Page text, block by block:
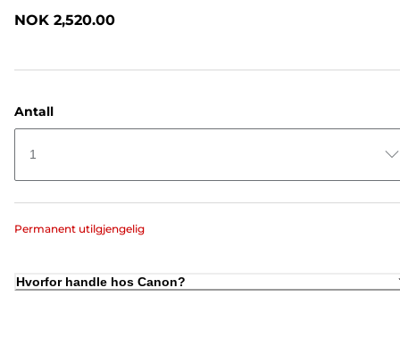
NOK 2,520.00
Antall
1
Permanent utilgjengelig
Hvorfor handle hos Canon?